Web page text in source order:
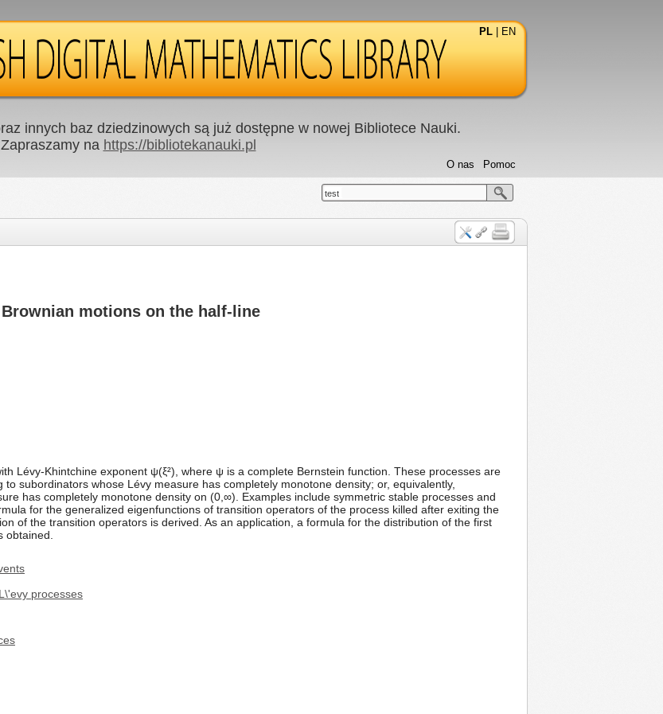
PL EN
innych baz dziedzinowych są już dostępne w nowej Bibliotece Nauki.
Zapraszamy na https://bibliotekanauki.pl
Pomoc
O nas
test
motions on the half-line
Lévy-Khintchine exponent ψ(ξ²), where ψ is a complete Bernstein function. These processes are
subordinators whose Lévy measure has completely monotone density; or, equivalently,
has completely monotone density on (0,∞). Examples include symmetric stable processes and
for the generalized eigenfunctions of transition operators of the process killed after exiting the
of the transition operators is derived. As an application, a formula for the distribution of the first
obtained.
processes